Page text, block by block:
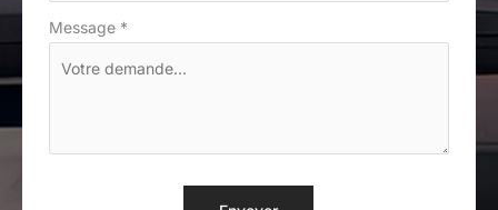
Message *